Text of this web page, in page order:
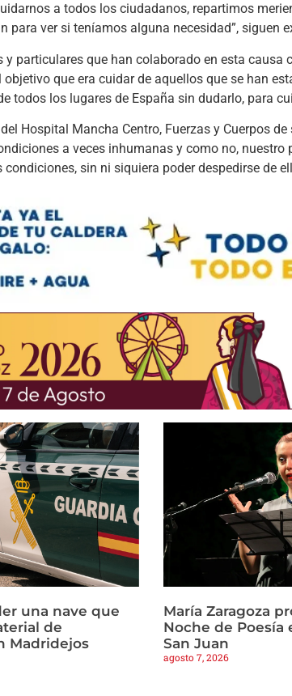
a todos los ciudadanos, repartimos
ver si teníamos alguna necesidad”, siguen
particulares que han colaborado en esta causa
que era cuidar de aquellos que se han
todos los lugares de España sin dudarlo, para
Hospital Mancha Centro, Fuerzas y Cuerpos
a veces inhumanas y como no, nuestro
sin ni siquiera poder despedirse de
una nave que
de
Madridejos
María Zaragoza
Noche de Poesía
San Juan
agosto 7, 2026